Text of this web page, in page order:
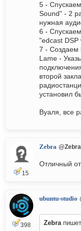
5 -
Sound" - 2
нужная
6 -
"edcast DSP
7 - Создаем
Lame -
второй
установил
Вуаля, все
15
Zebra @Zebra
Отличный
398
ubuntu-studio
Zebra